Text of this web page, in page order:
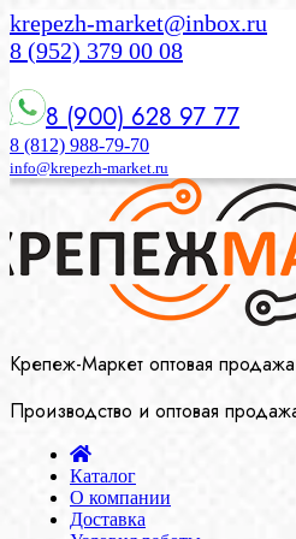
krepezh-market@inbox.ru
8 (952) 379 00 08
8 (900) 628 97 77
8 (812) 988-79-70
info@krepezh-market.ru
Крепеж-Маркет оптовая
Производство и оптовая
Каталог
О компании
Доставка